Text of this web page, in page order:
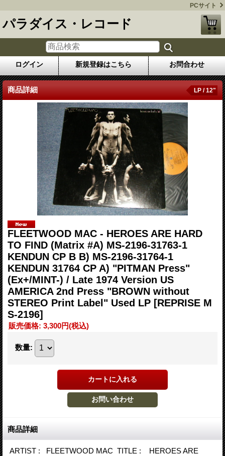
PCサイト
パラダイス・レコード
ログイン 新規登録はこちら お問合わせ
商品詳細 LP / 12"
FLEETWOOD MAC - HEROES ARE HARD
TO FIND (Matrix #A) MS-2196-31763-1
KENDUN CP B B) MS-2196-31764-1
KENDUN 31764 CP A) "PITMAN Press"
(Ex+/MINT-) / Late 1974 Version US
AMERICA 2nd Press "BROWN without
STEREO Print Label" Used LP [REPRISE M
S-2196]
販売価格: 3,300円(税込)
数量:
商品詳細
ARTIST : FLEETWOOD MAC TITLE : HEROES ARE